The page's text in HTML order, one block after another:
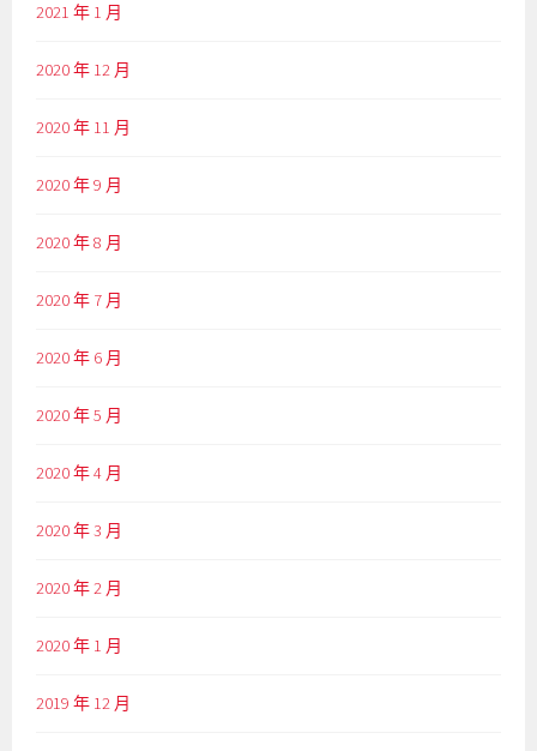
2021 年 1 月
2020 年 12 月
2020 年 11 月
2020 年 9 月
2020 年 8 月
2020 年 7 月
2020 年 6 月
2020 年 5 月
2020 年 4 月
2020 年 3 月
2020 年 2 月
2020 年 1 月
2019 年 12 月